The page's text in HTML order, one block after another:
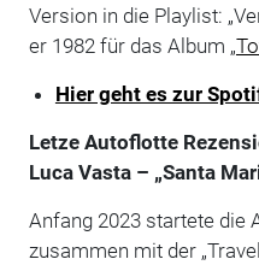
Version in die Playlist:
er 1982 für das Album „
Hier geht es zur
Letze Autoflotte
Luca Vasta – „Santa
Anfang 2023 startete die
zusammen mit der